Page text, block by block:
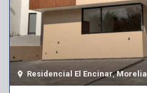
Residencial El Encinar,Morelia